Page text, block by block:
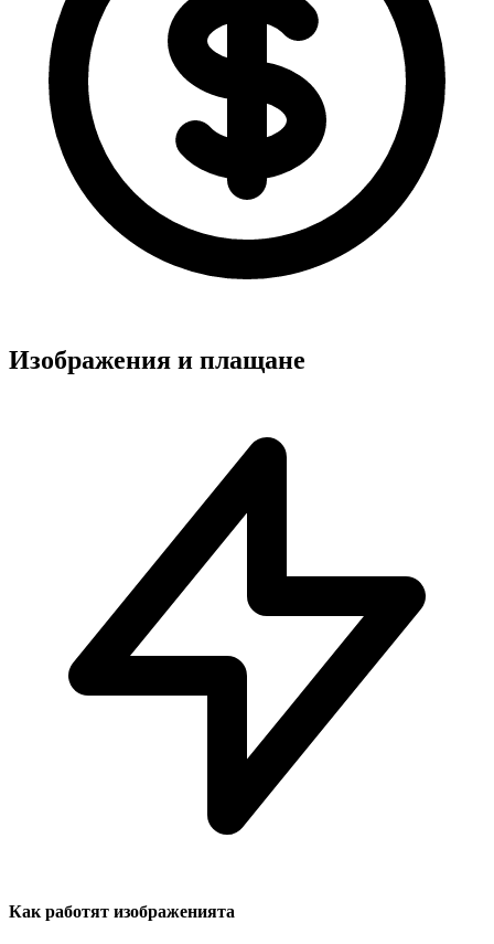
Изображения и плащане
Как работят изображенията